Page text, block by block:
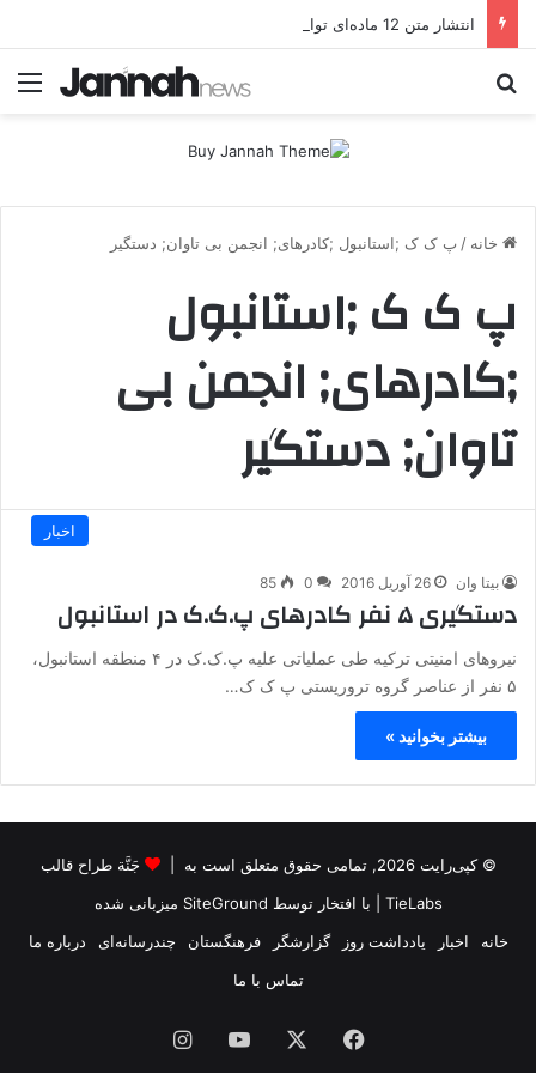
انتشار متن 12 ماده‌ای توافق نهایی بین ترکیه و پ.ک.ک
خانه / پ ک ک ;استانبول ;کادرهای; انجمن بی تاوان; دستگیر
پ ک ک ;استانبول
;کادرهای; انجمن بی
تاوان; دستگیر
اخبار
بیتا وان 26 آوریل 2016 0
85
دستگیری ۵ نفر کادرهای پ.ک.ک در استانبول
نیروهای امنیتی ترکیه طی عملیاتی علیه پ.ک.ک در ۴ منطقه استانبول،
۵ نفر از عناصر گروه تروریستی پ ک ک…
بیشتر بخوانید »
© کپی‌رایت 2026, تمامی حقوق متعلق است به |
جَنَّة طراح قالب
TieLabs | با افتخار توسط SiteGround میزبانی شده
خانه
اخبار یادداشت روز گزارشگر فرهنگستان چندرسانه‌ای
درباره ما
تماس با ما
فیس یوتیوب